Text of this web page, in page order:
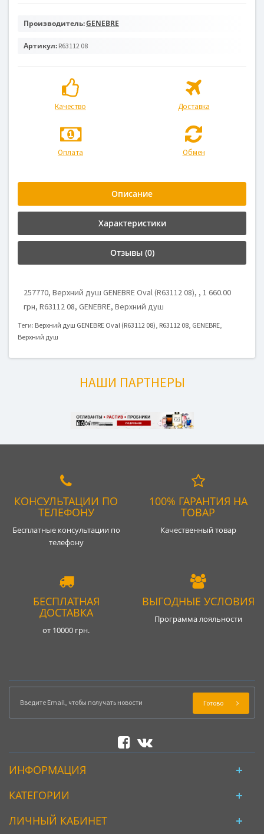
Производитель:GENEBRE
Артикул: R63112 08
Качество Доставка
Оплата Обмен
Описание
Характеристики
Отзывы (0)
257770, Верхний душ GENEBRE Oval (R63112 08), , 1 660.00
грн, R63112 08, GENEBRE, Верхний душ
Теги: Верхний душ GENEBRE Oval (R63112 08), R63112 08, GENEBRE,
Верхний душ
НАШИ ПАРТНЕРЫ
КОНСУЛЬТАЦИИ ПО
ТЕЛЕФОНУ
Бесплатные консультации по
телефону
100% ГАРАНТИЯ НА
ТОВАР
Качественный товар
БЕСПЛАТНАЯ
ДОСТАВКА
от 10000 грн.
ВЫГОДНЫЕ УСЛОВИЯ
Программа лояльности
Готово
ИНФОРМАЦИЯ
КАТЕГОРИИ
ЛИЧНЫЙ КАБИНЕТ